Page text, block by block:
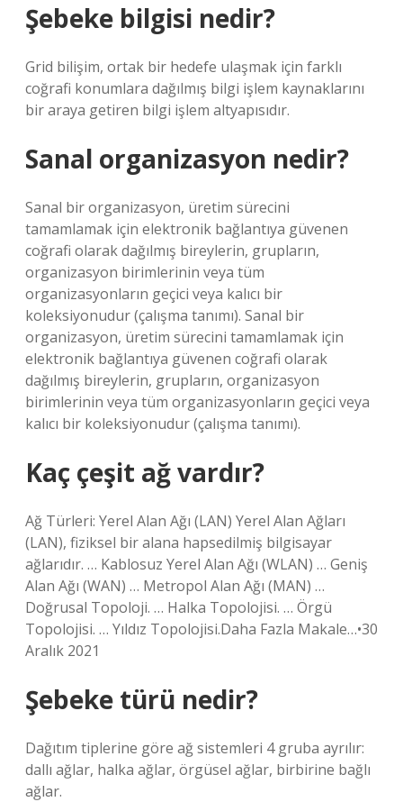
Şebeke bilgisi nedir?
Grid bilişim, ortak bir hedefe ulaşmak için farklı
coğrafi konumlara dağılmış bilgi işlem kaynaklarını
bir araya getiren bilgi işlem altyapısıdır.
Sanal organizasyon nedir?
Sanal bir organizasyon, üretim sürecini
tamamlamak için elektronik bağlantıya güvenen
coğrafi olarak dağılmış bireylerin, grupların,
organizasyon birimlerinin veya tüm
organizasyonların geçici veya kalıcı bir
koleksiyonudur (çalışma tanımı). Sanal bir
organizasyon, üretim sürecini tamamlamak için
elektronik bağlantıya güvenen coğrafi olarak
dağılmış bireylerin, grupların, organizasyon
birimlerinin veya tüm organizasyonların geçici veya
kalıcı bir koleksiyonudur (çalışma tanımı).
Kaç çeşit ağ vardır?
Ağ Türleri: Yerel Alan Ağı (LAN) Yerel Alan Ağları
(LAN), fiziksel bir alana hapsedilmiş bilgisayar
ağlarıdır. … Kablosuz Yerel Alan Ağı (WLAN) … Geniş
Alan Ağı (WAN) … Metropol Alan Ağı (MAN) …
Doğrusal Topoloji. … Halka Topolojisi. … Örgü
Topolojisi. … Yıldız Topolojisi.Daha Fazla Makale…•30
Aralık 2021
Şebeke türü nedir?
Dağıtım tiplerine göre ağ sistemleri 4 gruba ayrılır:
dallı ağlar, halka ağlar, örgüsel ağlar, birbirine bağlı
ağlar.